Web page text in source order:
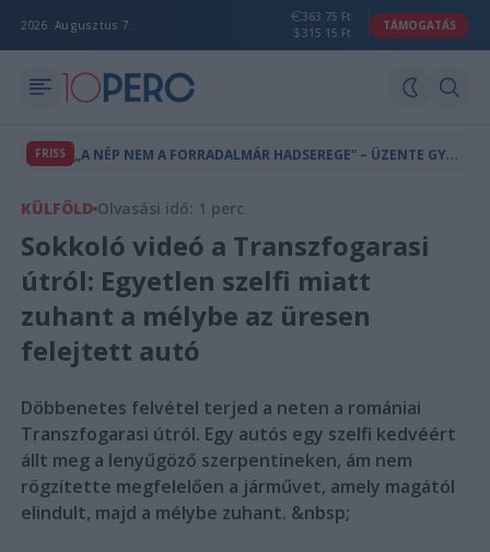
2026. Augusztus 7.
363.75 Ft
315.15 Ft
TÁMOGATÁS
FRISS „
A NÉP NEM A FORRADALMÁR HADSEREGE” – ÜZENTE GYURCSÁNY FERENC MAGYAR PÉTERNEK?
KÜLFÖLD Olvasási idő: 1 perc
Sokkoló videó a Transzfogarasi
útról: Egyetlen szelfi miatt
zuhant a mélybe az üresen
felejtett autó
Döbbenetes felvétel terjed a neten a romániai
Transzfogarasi útról. Egy autós egy szelfi kedvéért
állt meg a lenyűgöző szerpentineken, ám nem
rögzítette megfelelően a járművet, amely magától
elindult, majd a mélybe zuhant. &nbsp;